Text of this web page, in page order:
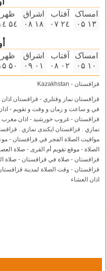
امساک
۱۳ ۰۵
آفتاب
۲٤ ۰٧
اشراق
۱٨ ۰٨
ظهر
۵٤ ۱٤
امساک
۱۰ ۰۵
آفتاب
۰۲ ۰٨
اشراق
۰۱ ۰٩
ظهر
۵۰ ۱۵
قزاقستان - Kazakhstan
قزاقستان نماز وقتلري - قزاقستان
في و ساعت و زمان و وقت و تقویم -
قزاقستان - غروب خورشید - اذان مغرب
نمازي . قزاقستان ايكندى نمازي .
مواقيت الصلاة الفجر في قزاقستان -
الصلاة - موقع تقويم أم القرى - صلاة
قزاقستان - صلاة في قزاقستان - صلاة
قزاقستان - وقت الصلاة لمدينة
اذان العشاء